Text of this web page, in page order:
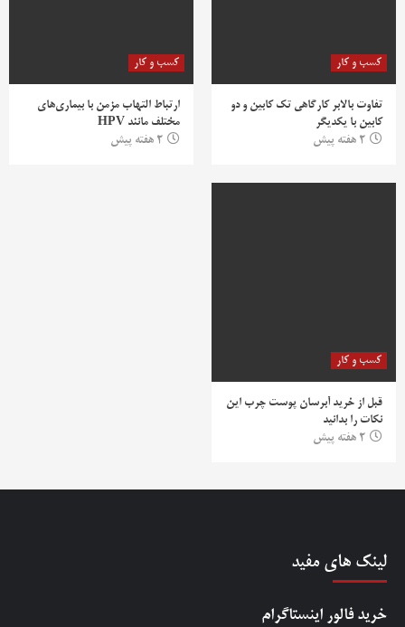
کسب و کار
تفاوت بالابر کارگاهی تک کابین و دو
کابین با یکدیگر
2 هفته پیش
کسب و کار
ارتباط التهاب مزمن با بیماری‌های
مختلف مانند HPV
2 هفته پیش
کسب و کار
قبل از خرید آبرسان پوست چرب این
نکات را بدانید
2 هفته پیش
لینک های مفید
خرید فالور اینستاگرام